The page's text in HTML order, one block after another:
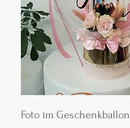
Foto im Geschenkballon